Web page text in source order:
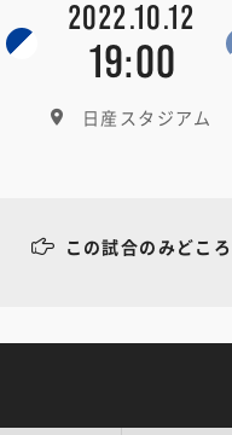
2022.10.12
19:00
日産スタジアム
この試合のみどころ